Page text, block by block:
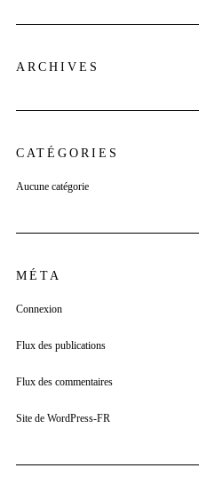
ARCHIVES
CATÉGORIES
Aucune catégorie
MÉTA
Connexion
Flux des publications
Flux des commentaires
Site de WordPress-FR